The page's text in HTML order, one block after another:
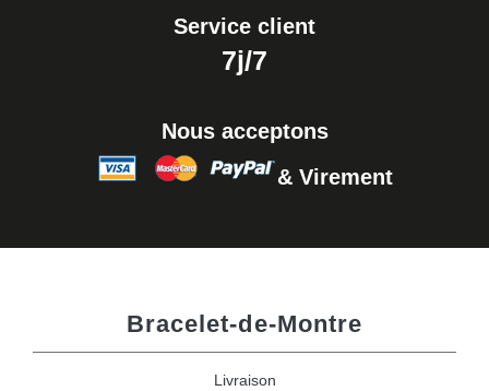
Service client
7j/7
Nous acceptons
& Virement
Bracelet-de-Montre
Livraison